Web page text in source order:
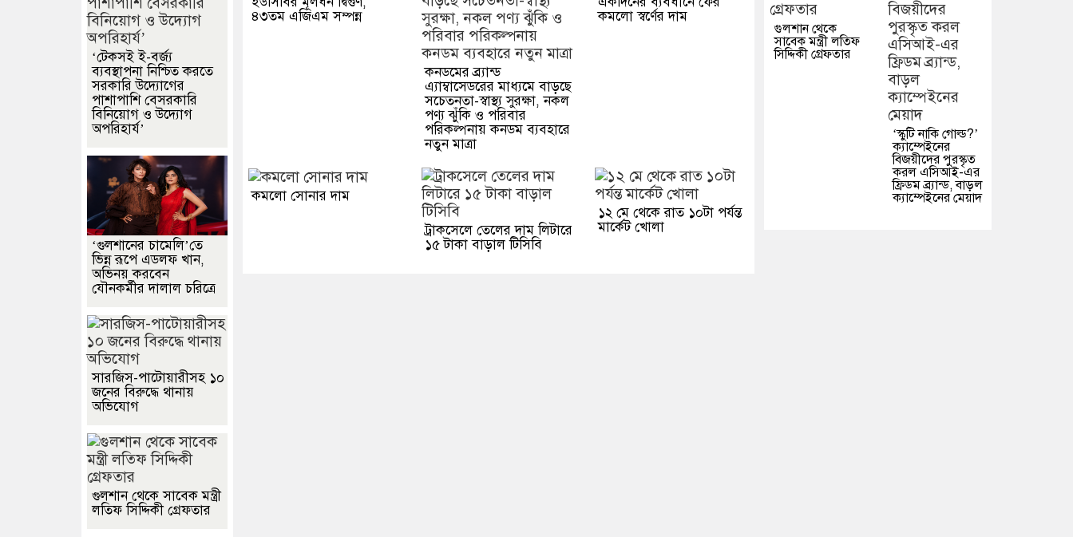
৪৩তম এজিএম সম্পন্ন
কনডমের ব্র্যান্ড
এ‍্যাম্বাসেডরের মাধ‍্যমে বাড়ছে
সচেতনতা-স্বাস্থ্য সুরক্ষা, নকল
পণ্য ঝুঁকি ও পরিবার
পরিকল্পনায় কনডম ব্যবহারে
নতুন মাত্রা
কমলো স্বর্ণের দাম
কমলো সোনার দাম
ট্রাকসেলে তেলের দাম লিটারে
১৫ টাকা বাড়াল টিসিবি
১২ মে থেকে রাত ১০টা পর্যন্ত
মার্কেট খোলা
‘টেকসই ই-বর্জ্য
ব্যবস্থাপনা নিশ্চিত করতে
সরকারি উদ্যোগের
পাশাপাশি বেসরকারি
বিনিয়োগ ও উদ্যোগ
অপরিহার্য’
‘গুলশানের চামেলি’তে
ভিন্ন রূপে এডলফ খান,
অভিনয় করবেন
যৌনকর্মীর দালাল চরিত্রে
সারজিস-পাটোয়ারীসহ ১০
জনের বিরুদ্ধে থানায়
অভিযোগ
গুলশান থেকে সাবেক মন্ত্রী
লতিফ সিদ্দিকী গ্রেফতার
গুলশান থেকে
সাবেক মন্ত্রী লতিফ
সিদ্দিকী গ্রেফতার
‘স্কুটি নাকি গোল্ড?’
ক্যাম্পেইনের
বিজয়ীদের পুরস্কৃত
করল এসিআই-এর
ফ্রিডম ব্র্যান্ড, বাড়ল
ক্যাম্পেইনের মেয়াদ